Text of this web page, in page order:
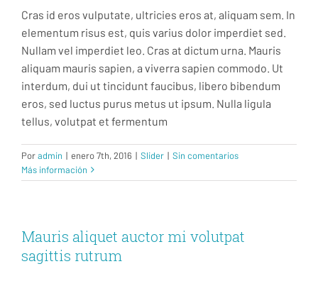
Cras id eros vulputate, ultricies eros at, aliquam sem. In
elementum risus est, quis varius dolor imperdiet sed.
Nullam vel imperdiet leo. Cras at dictum urna. Mauris
aliquam mauris sapien, a viverra sapien commodo. Ut
interdum, dui ut tincidunt faucibus, libero bibendum
eros, sed luctus purus metus ut ipsum. Nulla ligula
tellus, volutpat et fermentum
Poradmin | enero 7th, 2016 | Slider | Sin comentarios
Más información
Mauris aliquet auctor mi volutpat
sagittis rutrum